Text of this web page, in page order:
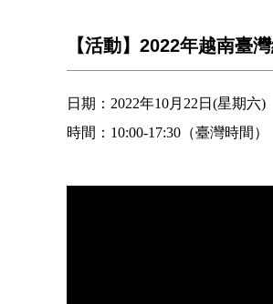
【活動】2022年越南
日期：2022年10月22日(星期六)
時間：10:00-17:30（臺灣時間）